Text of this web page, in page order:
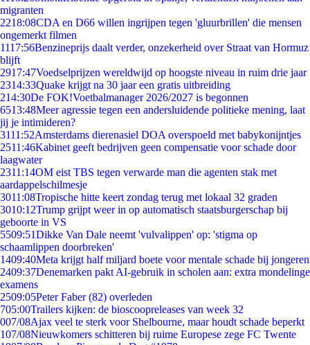
migranten
2218:08CDA en D66 willen ingrijpen tegen 'gluurbrillen' die mensen
ongemerkt filmen
1117:56Benzineprijs daalt verder, onzekerheid over Straat van Hormuz
blijft
2917:47Voedselprijzen wereldwijd op hoogste niveau in ruim drie jaar
2314:33Quake krijgt na 30 jaar een gratis uitbreiding
214:30De FOK!Voetbalmanager 2026/2027 is begonnen
6513:48Meer agressie tegen een andersluidende politieke mening, laat
jij je intimideren?
3111:52Amsterdams dierenasiel DOA overspoeld met babykonijntjes
2511:46Kabinet geeft bedrijven geen compensatie voor schade door
laagwater
2311:14OM eist TBS tegen verwarde man die agenten stak met
aardappelschilmesje
3011:08Tropische hitte keert zondag terug met lokaal 32 graden
3010:12Trump grijpt weer in op automatisch staatsburgerschap bij
geboorte in VS
5509:51Dikke Van Dale neemt 'vulvalippen' op: 'stigma op
schaamlippen doorbreken'
1409:40Meta krijgt half miljard boete voor mentale schade bij jongeren
2409:37Denemarken pakt AI-gebruik in scholen aan: extra mondelinge
examens
2509:05Peter Faber (82) overleden
705:00Trailers kijken: de bioscoopreleases van week 32
007/08Ajax veel te sterk voor Shelbourne, maar houdt schade beperkt
107/08Nieuwkomers schitteren bij ruime Europese zege FC Twente